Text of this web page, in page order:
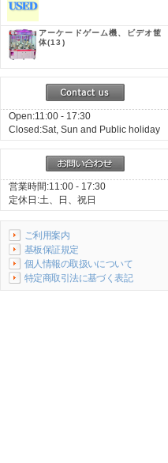
アーケードゲーム機、ビデオ筐
体(13)
Open:11:00 - 17:30
Closed:Sat, Sun and Public holiday
営業時間:11:00 - 17:30
定休日:土、日、祝日
ご利用案内
基板保証規定
個人情報の取扱いについて
特定商取引法に基づく表記